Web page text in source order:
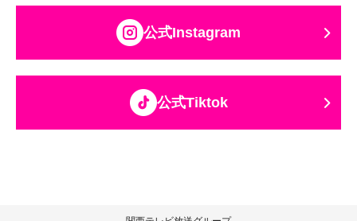
公式Instagram
公式Tiktok